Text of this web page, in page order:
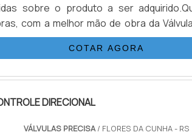
sobre o produto a ser
com a melhor mão de obra da
excelente custo-benefício e
COTAR AGORA
DIRECIONAL
VÁLVULAS PRECISA/ FLORES DA CUNHA - RS